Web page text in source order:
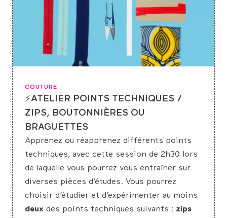
COUTURE
⚡ATELIER POINTS TECHNIQUES /
ZIPS, BOUTONNIÈRES OU
BRAGUETTES
Apprenez ou réapprenez différents points
techniques, avec cette session de 2h30 lors
de laquelle vous pourrez vous entraîner sur
diverses pièces d’études. Vous pourrez
choisir d’étudier et d’expérimenter au moins
deux des points techniques suivants : zips